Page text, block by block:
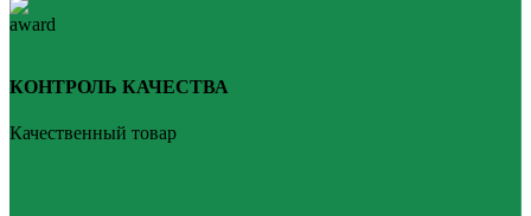
КОНТРОЛЬ КАЧЕСТВА
Качественный товар